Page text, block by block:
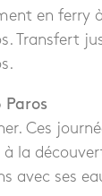
en ferry
Transfert
Paros
Ces
la
avec ses